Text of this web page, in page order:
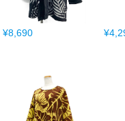
¥8,690